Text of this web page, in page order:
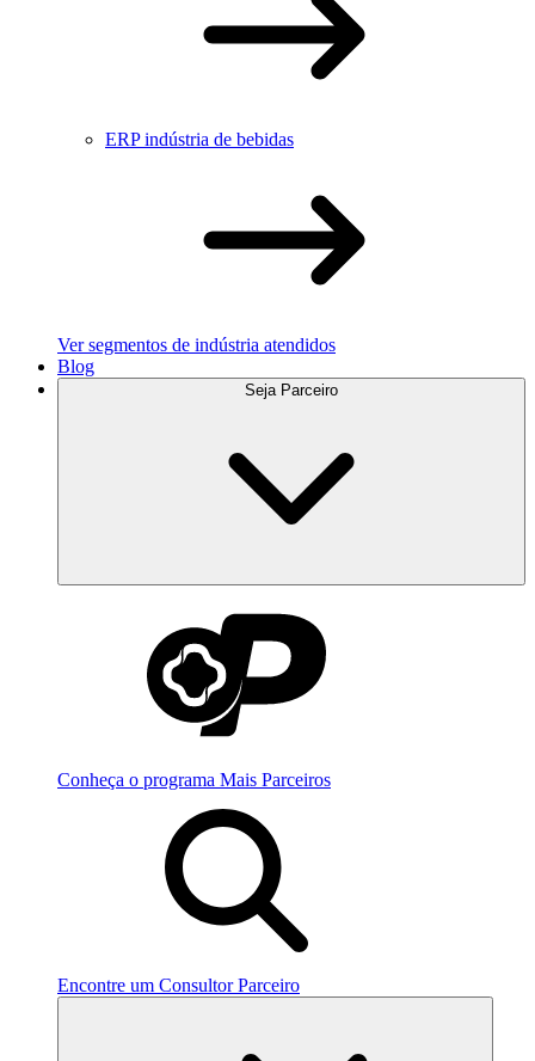
ERP indústria de bebidas
Ver segmentos de indústria atendidos
Blog
Seja Parceiro
Conheça o programa Mais Parceiros
Encontre um Consultor Parceiro